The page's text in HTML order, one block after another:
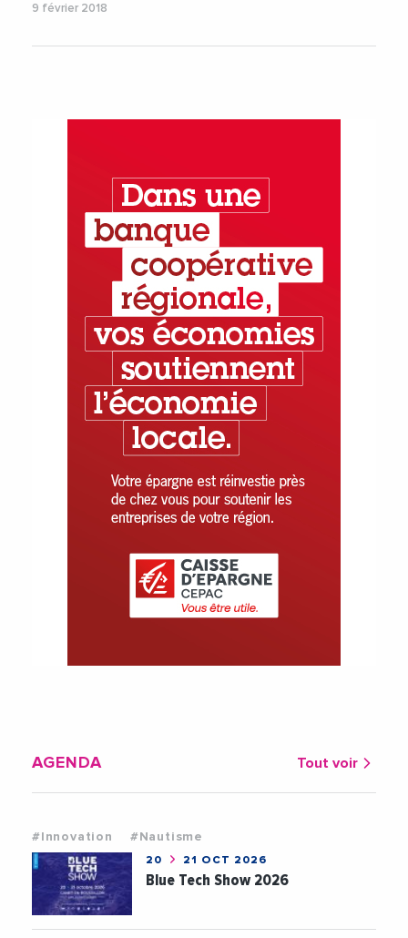
9 février 2018
AGENDA Tout voir
#Innovation #Nautisme
20 21 OCT 2026
Blue Tech Show 2026